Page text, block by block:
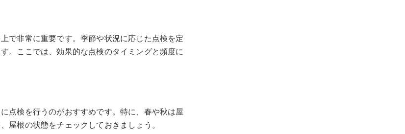
で非常に重要です。季節や状況に応じた点検を定
。ここでは、効果的な点検のタイミングと頻度に
点検を行うのがおすすめです。特に、春や秋は屋
屋根の状態をチェックしておきましょう。